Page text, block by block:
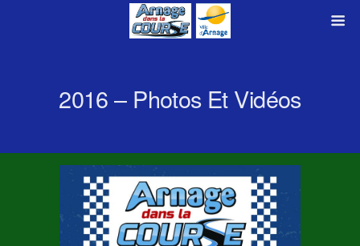
2016 – Photos Et Vidéos